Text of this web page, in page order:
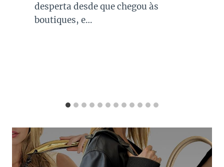
desperta desde que chegou às
boutiques, e…